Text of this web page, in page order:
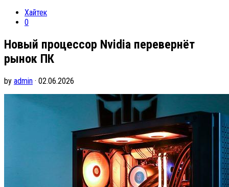
Хайтек
0
Новый процессор Nvidia перевернёт
рынок ПК
by admin · 02.06.2026